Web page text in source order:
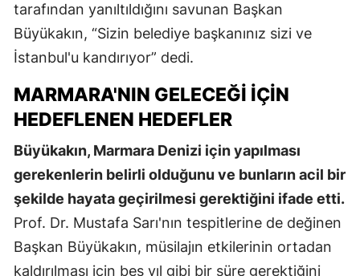
tarafından yanıltıldığını savunan Başkan
Büyükakın, “Sizin belediye başkanınız sizi ve
İstanbul'u kandırıyor” dedi.
MARMARA'NIN GELECEĞI İÇIN
HEDEFLENEN HEDEFLER
Büyükakın, Marmara Denizi için yapılması
gerekenlerin belirli olduğunu ve bunların acil bir
şekilde hayata geçirilmesi gerektiğini ifade etti.
Prof. Dr. Mustafa Sarı'nın tespitlerine de değinen
Başkan Büyükakın, müsilajın etkilerinin ortadan
kaldırılması için beş yıl gibi bir süre gerektiğini